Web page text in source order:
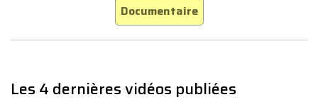
Documentaire
Les 4 dernières vidéos publiées